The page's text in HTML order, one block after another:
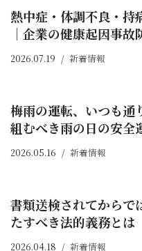
キ
プ
熱中症・体調不良・持
｜企業の健康起因事
2026.07.19 新着情報
梅雨の運転、いつも通
組むべき雨の日の安全
2026.05.16 新着情報
書類送検されてからで
たすべき法的義務とは
2026.04.18 新着情報